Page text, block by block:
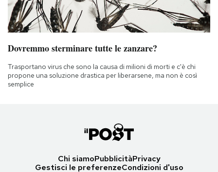
Dovremmo sterminare tutte le zanzare?
Trasportano virus che sono la causa di milioni di morti e c'è chi
propone una soluzione drastica per liberarsene, ma non è così
semplice
Chi siamoPubblicitàPrivacy
Gestisci le preferenzeCondizioni d'uso